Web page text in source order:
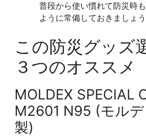
普段から使い慣れて防災時
ように常備しておきましょう
この防災グッズ
３つのオススメ
MOLDEX SPECIAL
M2601 N95 (モル
製)